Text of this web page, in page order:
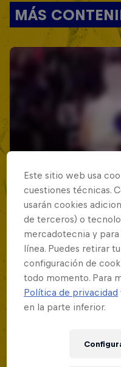
MÁS
Este sitio web usa
cuestiones técnicas.
usarán cookies
de terceros) o
mercadotecnia y
línea. Puedes retirar
configuración de
todo momento. Para
Política de privacidad
en la parte inferior.